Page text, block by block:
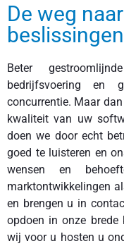
De weg
beslissingen
Beter
bedrijfsvoering
concurrentie. Maar
kwaliteit van uw
doen we door echt
goed te luisteren en
wensen en
marktontwikkelingen
en brengen u in
opdoen in onze
wij voor u hosten u